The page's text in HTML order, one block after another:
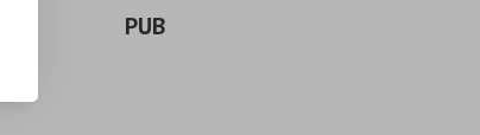
PUB